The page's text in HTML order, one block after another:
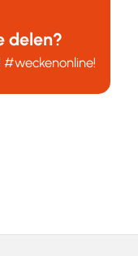
delen?
#weckenonline!